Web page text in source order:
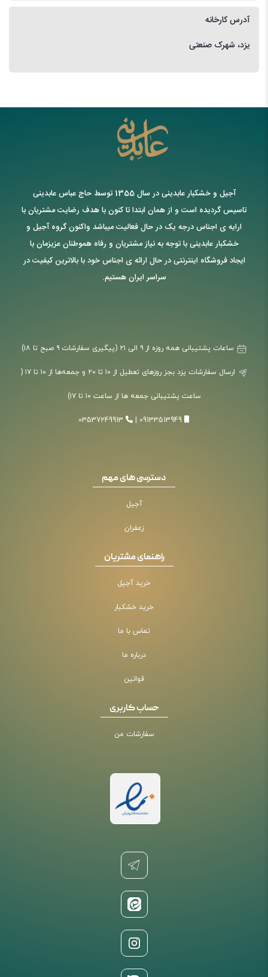
آدرس کارخانه
یزد، شهرک صنعتی
آجیل و خشکبار عابدینی در سال 1355 توسط حاج عباس عابدینی
تاسیس گردیده است و از همان ابتدا تا کنون با هدف رضایت مشتریان با
ارایه ی اجناس درجه یک در حال فعالیت میباشد واکنون گروه آجیل و
خشکبار عابدینی با توجه به نیاز مشتریان و رفاه هموطنان عزیزمان با
ایجاد فروشگاه اینترنتی در حال ارائه ی اجناس خود با بالاترین کیفیت در
سراسر ایران هستیم.
ارسال سفارشات یزد بجز روزهای تعطیل از ۱۰ تا ۲۰ و جمعه‌ها از ۱۰ تا ۱۷ (
ساعت پشتیبانی جمعه ها از ساعت ۱۰ تا ۱۷)
09133513949
03537249913
دسترسی های مهم
آجیل
زعفران
راهنمای مشتریان
خرید آجیل
خرید خشکبار
تماس با ما
درباره ما
قوانین
حساب کاربری
سفارشات من